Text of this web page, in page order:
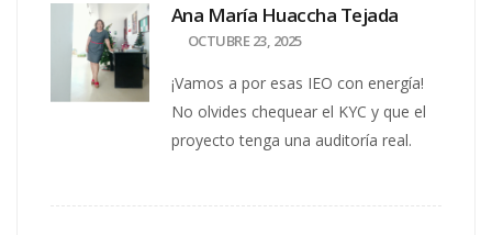
Ana María Huaccha Tejada
OCTUBRE 23, 2025
¡Vamos a por esas IEO con energía!
No olvides chequear el KYC y que el
proyecto tenga una auditoría real.